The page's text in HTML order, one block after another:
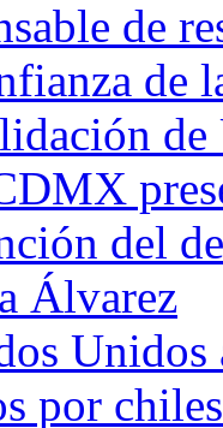
de
de
del
Álvarez
Unidos
por